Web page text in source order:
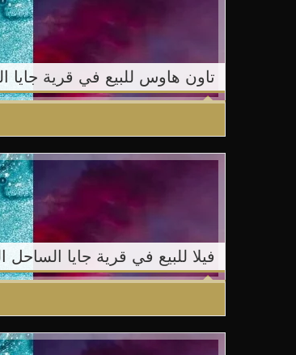
تاون هاوس للبيع في قرية جايا
فيلا للبيع في قرية جايا